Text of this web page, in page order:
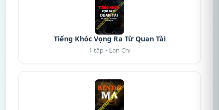
Tiếng Khóc Vọng Ra Từ Quan Tài
1 tập • Lan Chi